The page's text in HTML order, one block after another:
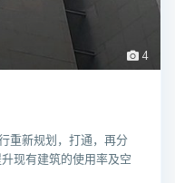
4
重新规划，打通，再分
现有建筑的使用率及空